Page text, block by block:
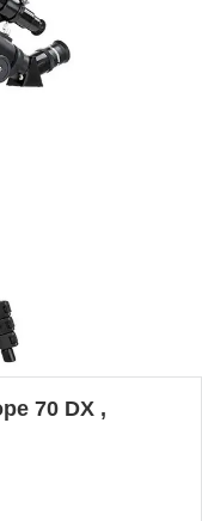
70 DX ,